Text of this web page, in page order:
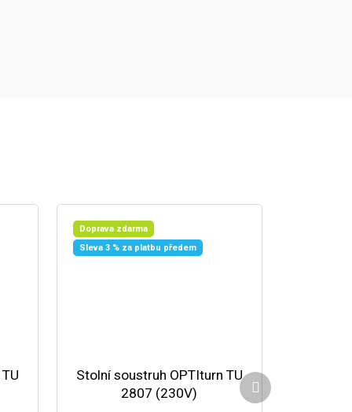
Doprava zdarma
Sleva 3 % za platbu předem
Stolní soustruh OPTIturn TU
2807 (230V)
Další produkt